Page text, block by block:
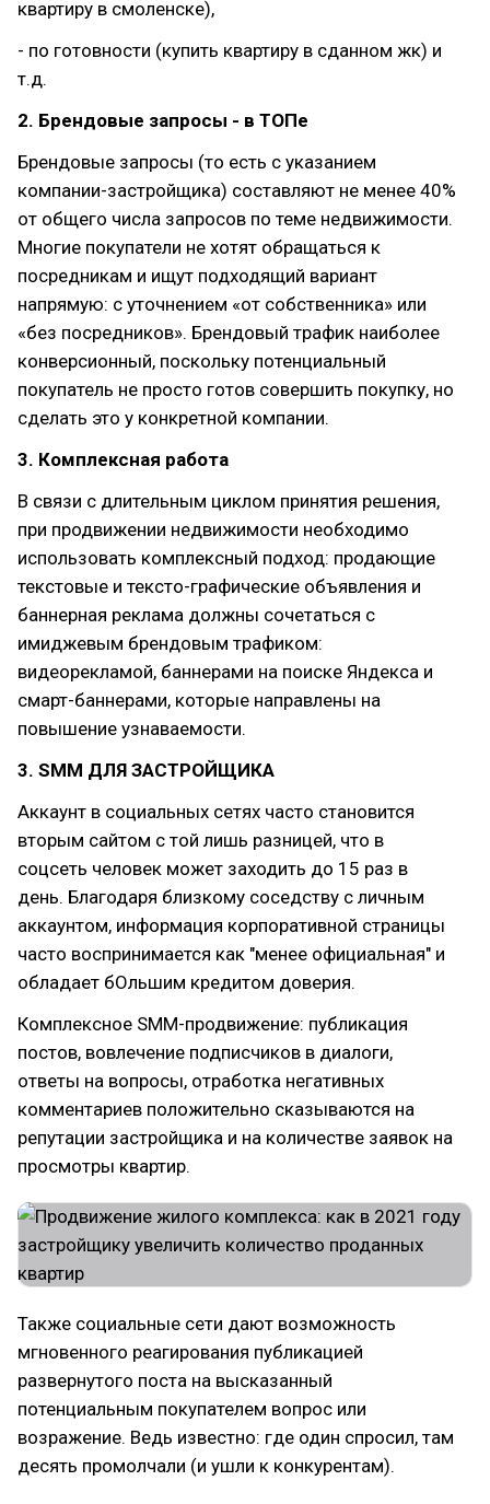
квартиру в смоленске),
- по готовности (купить квартиру в сданном жк) и
т.д.
2. Брендовые запросы - в ТОПе
Брендовые запросы (то есть с указанием
компании-застройщика) составляют не менее 40%
от общего числа запросов по теме недвижимости.
Многие покупатели не хотят обращаться к
посредникам и ищут подходящий вариант
напрямую: с уточнением «от собственника» или
«без посредников». Брендовый трафик наиболее
конверсионный, поскольку потенциальный
покупатель не просто готов совершить покупку, но
сделать это у конкретной компании.
3. Комплексная работа
В связи с длительным циклом принятия решения,
при продвижении недвижимости необходимо
использовать комплексный подход: продающие
текстовые и тексто-графические объявления и
баннерная реклама должны сочетаться с
имиджевым брендовым трафиком:
видеорекламой, баннерами на поиске Яндекса и
смарт-баннерами, которые направлены на
повышение узнаваемости.
3. SMM ДЛЯ ЗАСТРОЙЩИКА
Аккаунт в социальных сетях часто становится
вторым сайтом с той лишь разницей, что в
соцсеть человек может заходить до 15 раз в
день. Благодаря близкому соседству с личным
аккаунтом, информация корпоративной страницы
часто воспринимается как "менее официальная" и
обладает бОльшим кредитом доверия.
Комплексное SMM-продвижение: публикация
постов, вовлечение подписчиков в диалоги,
ответы на вопросы, отработка негативных
комментариев положительно сказываются на
репутации застройщика и на количестве заявок на
просмотры квартир.
Также социальные сети дают возможность
мгновенного реагирования публикацией
развернутого поста на высказанный
потенциальным покупателем вопрос или
возражение. Ведь известно: где один спросил, там
десять промолчали (и ушли к конкурентам).